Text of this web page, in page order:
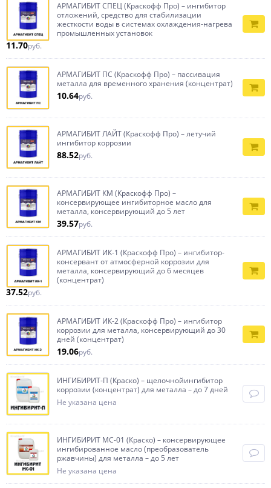
АРМАГИБИТ СПЕЦ (Краскофф Про) – ингибитор
отложений, средство для стабилизации
жесткости воды в системах охлаждения-нагрева
промышленных установок
11.70руб.
АРМАГИБИТ ПС (Краскофф Про) – пассивация
металла для временного хранения (концентрат)
10.64руб.
АРМАГИБИТ ЛАЙТ (Краскофф Про) – летучий
ингибитор коррозии
88.52руб.
АРМАГИБИТ КМ (Краскофф Про) –
консервирующее ингибиторное масло для
металла, консервирующий до 5 лет
39.57руб.
АРМАГИБИТ ИК-1 (Краскофф Про) – ингибитор-
консервант от атмосферной коррозии для
металла, консервирующий до 6 месяцев
(концентрат)
37.52руб.
АРМАГИБИТ ИК-2 (Краскофф Про) – ингибитор
коррозии для металла, консервирующий до 30
дней (концентрат)
19.06руб.
ИНГИБИРИТ-П (Краско) – щелочнойингибитор
коррозии (концентрат) для металла – до 7 дней
Не указана цена
ИНГИБИРИТ МС-01 (Краско) – консервирующее
ингибированное масло (преобразователь
ржавчины) для металла – до 5 лет
Не указана цена